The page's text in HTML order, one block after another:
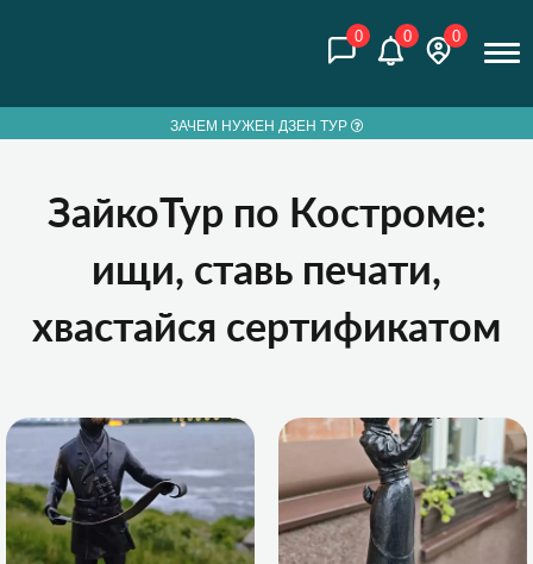
0 0 0
ЗАЧЕМ НУЖЕН ДЗЕН ТУР
ЗайкоТур по Костроме:
ищи, ставь печати,
хвастайся сертификатом